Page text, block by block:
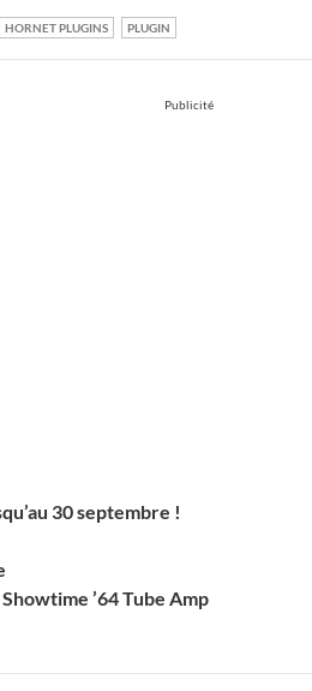
HORNET PLUGINS PLUGIN
Publicité
30 septembre !
’64 Tube Amp